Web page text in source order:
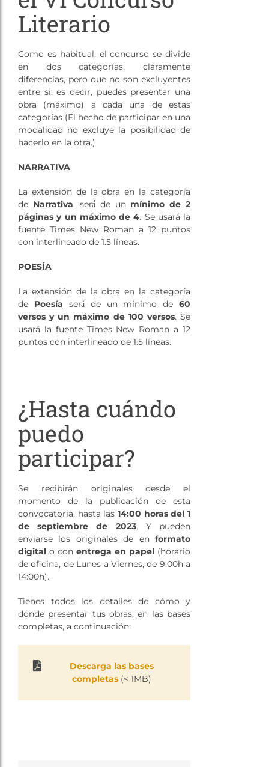
Literario
Como es habitual, el concurso se divide
en dos categorías, cláramente
diferencias, pero que no son excluyentes
entre si, es decir, puedes presentar una
obra (máximo) a cada una de estas
categorías (El hecho de participar en una
modalidad no excluye la posibilidad de
hacerlo en la otra.)
NARRATIVA
La extensión de la obra en la categoría
de Narrativa, será́ de un mínimo de 2
páginas y un máximo de 4. Se usará la
fuente Times New Roman a 12 puntos
con interlineado de 1.5 líneas.
POESÍA
La extensión de la obra en la categoría
de Poesía será́ de un mínimo de60
versos y un máximo de 100 versos. Se
usará la fuente Times New Roman a 12
puntos con interlineado de 1.5 líneas.
¿Hasta cuándo
puedo
participar?
Se recibirán originales desde el
momento de la publicación de esta
convocatoria, hasta las14:00 horas del 1
de septiembre de 2023. Y pueden
enviarse los originales de enformato
digitalo conentrega en papel (horario
de oficina, de Lunes a Viernes, de 9:00h a
14:00h).
Tienes todos los detalles de cómo y
dónde presentar tus obras, en las bases
completas, a continuación:
Descarga las bases
completas (< 1MB)